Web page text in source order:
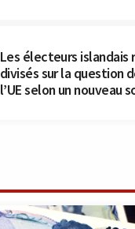
Les électeurs
divisés sur la question
l’UE selon un nouveau